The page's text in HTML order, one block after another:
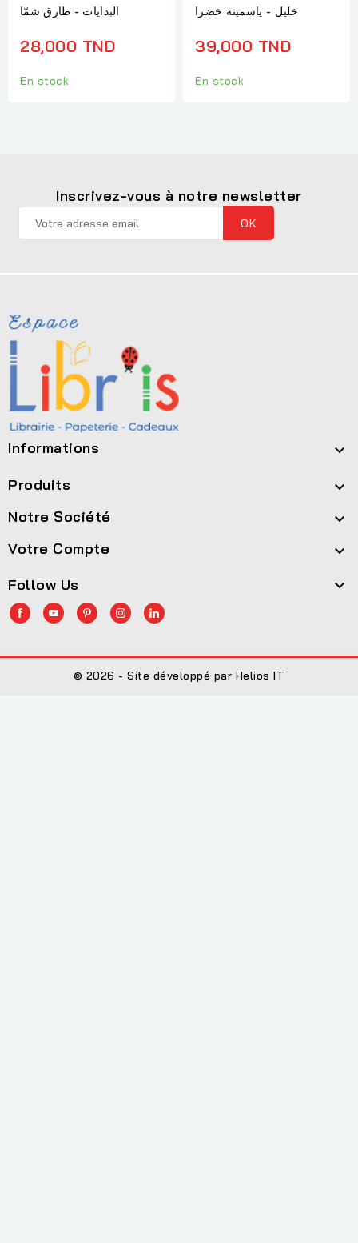
البدايات - طارق شمّا
28,000 TND
En stock
خليل - ياسمينة خضرا
39,000 TND
En stock
Inscrivez-vous à notre newsletter
Informations 
Produits 
Notre Société 
Votre Compte 
Follow Us 
© 2026 - Site développé par Helios IT